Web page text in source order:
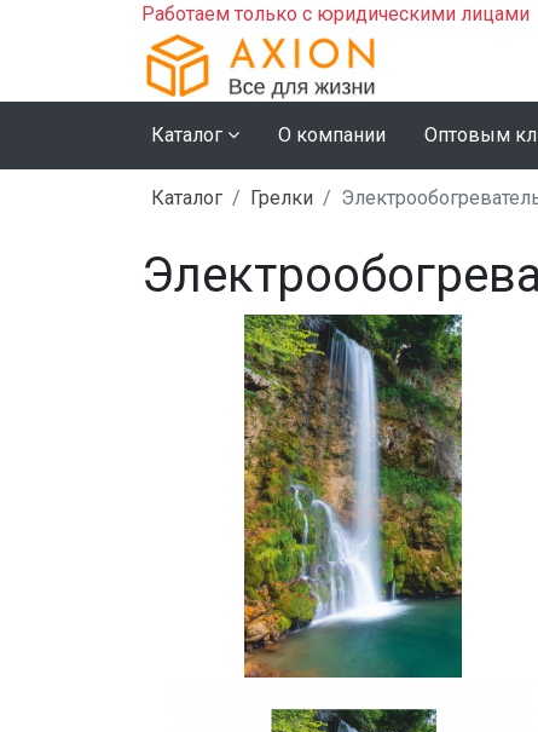
Работаем только с юридическими лицами
Каталог О компании Оптовым
Каталог Грелки